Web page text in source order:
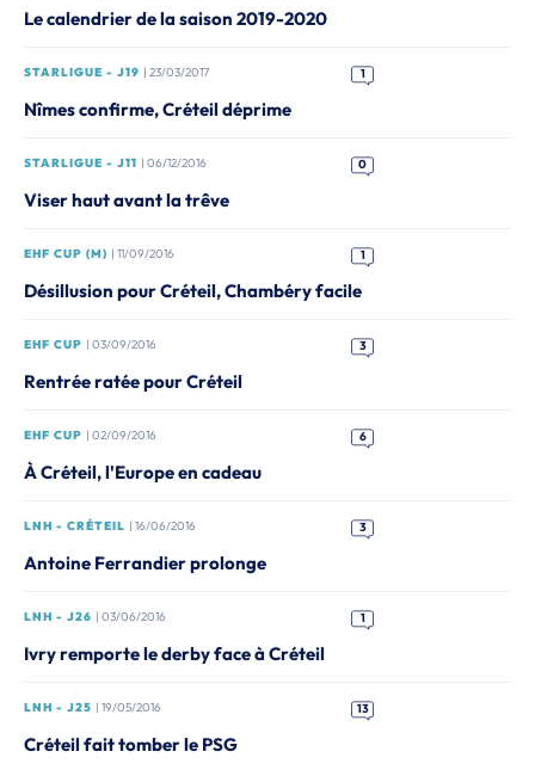
Le calendrier de la saison 2019-2020
STARLIGUE - J19 | 23/03/2017 1
Nîmes confirme, Créteil déprime
STARLIGUE - J11 | 06/12/2016 0
Viser haut avant la trêve
EHF CUP (M) | 11/09/2016 1
Désillusion pour Créteil, Chambéry facile
EHF CUP | 03/09/2016 3
Rentrée ratée pour Créteil
EHF CUP | 02/09/2016 6
À Créteil, l'Europe en cadeau
LNH - CRÉTEIL | 16/06/2016 3
Antoine Ferrandier prolonge
LNH - J26 | 03/06/2016 1
Ivry remporte le derby face à Créteil
LNH - J25 | 19/05/2016 13
Créteil fait tomber le PSG